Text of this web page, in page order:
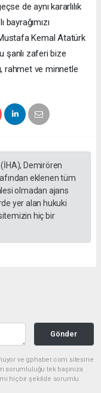
de aynı kararlılık
bayrağımızı
Kemal Atatürk
şanlı zaferi bize
rahmet ve minnetle
Demirören
eklenen tüm
olmadan ajans
yer alan hukuki
hiç bir
Gönder
ve gphaber.com sitesine
sorumluluğu tek başınıza
hiçbir şekilde sorumlu